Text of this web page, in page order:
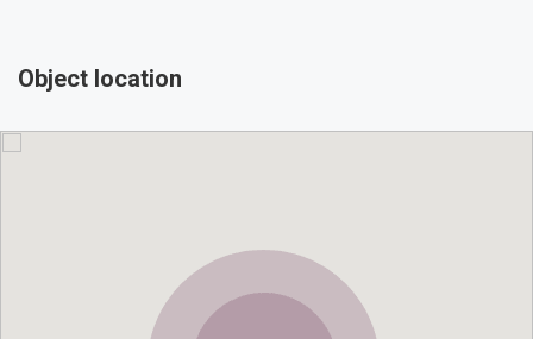
Object location